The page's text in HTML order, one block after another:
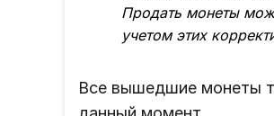
Продать монеты
учетом этих
Все вышедшие монеты